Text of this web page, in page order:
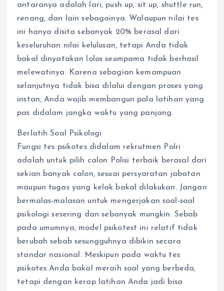
antaranya adalah lari, push up, sit up, shuttle run,
renang, dan lain sebagainya. Walaupun nilai tes
ini hanya disita sebanyak 20% berasal dari
keseluruhan nilai kelulusan, tetapi Anda tidak
bakal dinyatakan lolos seumpama tidak berhasil
melewatinya. Karena sebagian kemampuan
selanjutnya tidak bisa dilalui dengan proses yang
instan, Anda wajib membangun pola latihan yang
pas didalam jangka waktu yang panjang.
Berlatih Soal Psikologi
Fungsi tes psikotes didalam rekrutmen Polri
adalah untuk pilih calon Polisi terbaik berasal dari
sekian banyak calon, sesuai persyaratan jabatan
maupun tugas yang kelak bakal dilakukan. Jangan
bermalas-malasan untuk mengerjakan soal-soal
psikologi sesering dan sebanyak mungkin. Sebab
pada umumnya, model psikotest ini relatif tidak
berubah sebab sesungguhnya dibikin secara
standar nasional. Meskipun pada waktu tes
psikotes Anda bakal meraih soal yang berbeda,
tetapi dengan kerap latihan Anda jadi bisa